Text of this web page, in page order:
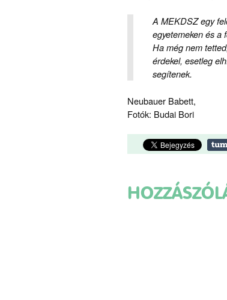
A MEKDSZ egy
egyetemeken és a
Ha még nem
érdekel, esetleg
segítenek.
Neubauer Babett,
Fotók: Budai Bori